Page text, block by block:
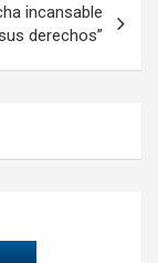
incansable
derechos”